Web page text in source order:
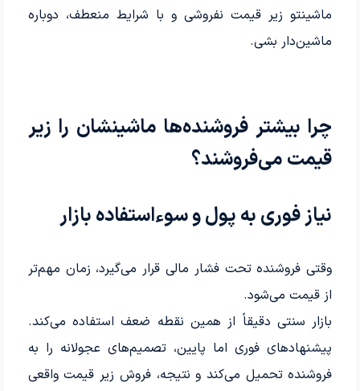
ماشینتو زیر قیمت نفروشی و با شرایط منعطف، دوباره
ماشین‌دار بشی.
چرا بیشتر فروشنده‌ها ماشینشان را زیر
قیمت می‌فروشند؟
نیاز فوری به پول و سوءاستفاده بازار
وقتی فروشنده تحت فشار مالی قرار می‌گیرد، زمان مهم‌تر
از قیمت می‌شود.
بازار سنتی دقیقاً از همین نقطه ضعف استفاده می‌کند.
پیشنهادهای فوری اما پایین، تصمیم‌های عجولانه را به
فروشنده تحمیل می‌کند و نتیجه، فروش زیر قیمت واقعی